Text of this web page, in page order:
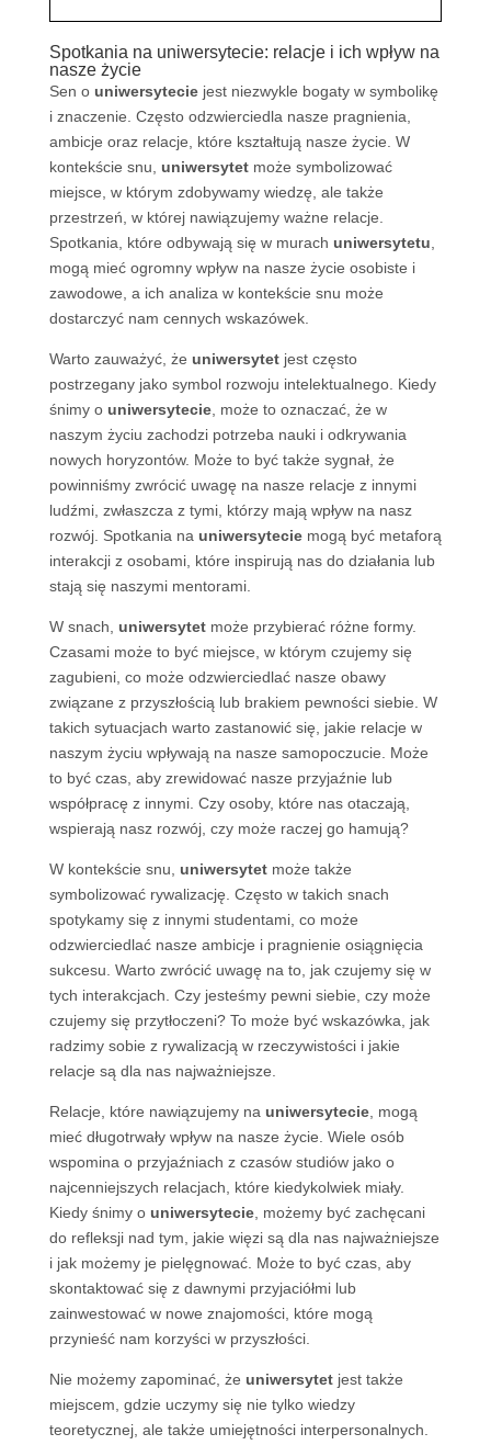
Spotkania na uniwersytecie: relacje i ich wpływ na
nasze życie
Sen o uniwersyteciejest niezwykle bogaty w symbolikę
i znaczenie. Często odzwierciedla nasze pragnienia,
ambicje oraz relacje, które kształtują nasze życie. W
kontekście snu, uniwersytetmoże symbolizować
miejsce, w którym zdobywamy wiedzę, ale także
przestrzeń, w której nawiązujemy ważne relacje.
Spotkania, które odbywają się w murach uniwersytetu
mogą mieć ogromny wpływ na nasze życie osobiste i
zawodowe, a ich analiza w kontekście snu może
dostarczyć nam cennych wskazówek.
Warto zauważyć, że uniwersytetjest często
postrzegany jako symbol rozwoju intelektualnego. Kiedy
śnimy o uniwersytecie, może to oznaczać, że w
naszym życiu zachodzi potrzeba nauki i odkrywania
nowych horyzontów. Może to być także sygnał, że
powinniśmy zwrócić uwagę na nasze relacje z innymi
ludźmi, zwłaszcza z tymi, którzy mają wpływ na nasz
rozwój. Spotkania na uniwersyteciemogą być metaforą
interakcji z osobami, które inspirują nas do działania lub
stają się naszymi mentorami.
W snach, uniwersytetmoże przybierać różne formy.
Czasami może to być miejsce, w którym czujemy się
zagubieni, co może odzwierciedlać nasze obawy
związane z przyszłością lub brakiem pewności siebie. W
takich sytuacjach warto zastanowić się, jakie relacje w
naszym życiu wpływają na nasze samopoczucie. Może
to być czas, aby zrewidować nasze przyjaźnie lub
współpracę z innymi. Czy osoby, które nas otaczają,
wspierają nasz rozwój, czy może raczej go hamują?
W kontekście snu, uniwersytetmoże także
symbolizować rywalizację. Często w takich snach
spotykamy się z innymi studentami, co może
odzwierciedlać nasze ambicje i pragnienie osiągnięcia
sukcesu. Warto zwrócić uwagę na to, jak czujemy się w
tych interakcjach. Czy jesteśmy pewni siebie, czy może
czujemy się przytłoczeni? To może być wskazówka, jak
radzimy sobie z rywalizacją w rzeczywistości i jakie
relacje są dla nas najważniejsze.
Relacje, które nawiązujemy na uniwersytecie, mogą
mieć długotrwały wpływ na nasze życie. Wiele osób
wspomina o przyjaźniach z czasów studiów jako o
najcenniejszych relacjach, które kiedykolwiek miały.
Kiedy śnimy o uniwersytecie, możemy być zachęcani
do refleksji nad tym, jakie więzi są dla nas najważniejsze
i jak możemy je pielęgnować. Może to być czas, aby
skontaktować się z dawnymi przyjaciółmi lub
zainwestować w nowe znajomości, które mogą
przynieść nam korzyści w przyszłości.
Nie możemy zapominać, że uniwersytetjest także
miejscem, gdzie uczymy się nie tylko wiedzy
teoretycznej, ale także umiejętności interpersonalnych.